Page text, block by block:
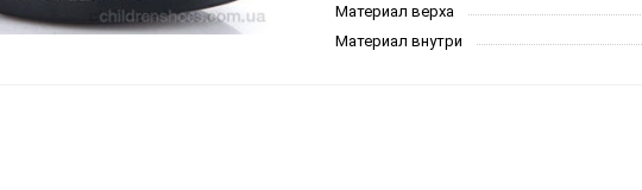
Материал верха
Материал внутри